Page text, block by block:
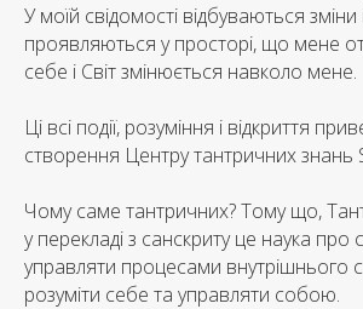
У моїй свідомості відбуваються зміни
проявляються у просторі, що мене
себе і Світ змінюється навколо мене.
Ці всі події, розуміння і відкриття
створення Центру тантричних знань
Чому саме тантричних? Тому що,
у перекладі з санскриту це наука про
управляти процесами внутрішнього
розуміти себе та управляти собою.